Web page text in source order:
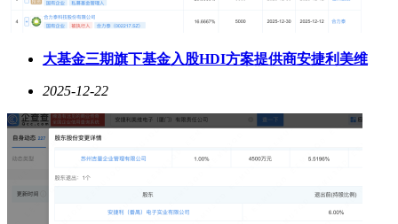
大基金三期旗下基金入股HDI方案提供商安捷利美维
2025-12-22